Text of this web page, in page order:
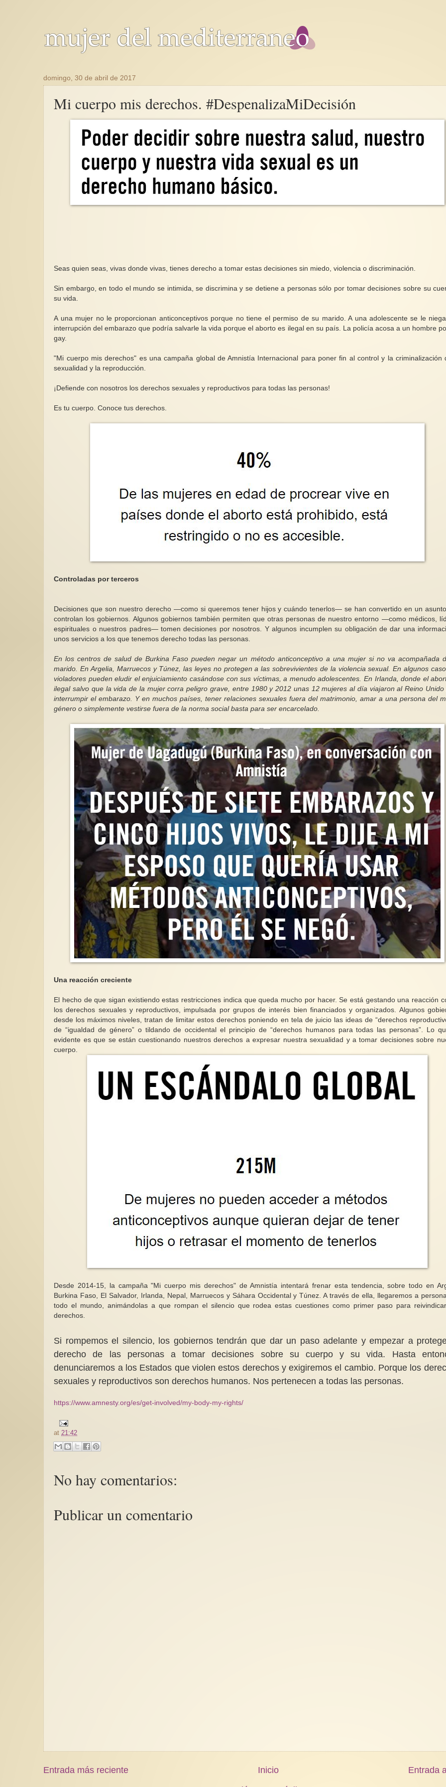
domingo, 30 de abril de 2017
Mi cuerpo mis derechos. #DespenalizaMiDecisión
Seas quien seas, vivas donde vivas, tienes derecho a tomar estas decisiones sin miedo, violencia o discriminación.
Sin embargo, en todo el mundo se intimida, se discrimina y se detiene a personas sólo por tomar decisiones sobre su
su vida.
A una mujer no le proporcionan anticonceptivos porque no tiene el permiso de su marido. A una adolescente se le
interrupción del embarazo que podría salvarle la vida porque el aborto es ilegal en su país. La policía acosa a un hombre
gay.
"Mi cuerpo mis derechos" es una campaña global de Amnistía Internacional para poner fin al control y la criminalización
sexualidad y la reproducción.
¡Defiende con nosotros los derechos sexuales y reproductivos para todas las personas!
Es tu cuerpo. Conoce tus derechos.
Controladas por terceros
Decisiones que son nuestro derecho —como si queremos tener hijos y cuándo tenerlos— se han convertido en un
controlan los gobiernos. Algunos gobiernos también permiten que otras personas de nuestro entorno —como médicos,
espirituales o nuestros padres— tomen decisiones por nosotros. Y algunos incumplen su obligación de dar una
unos servicios a los que tenemos derecho todas las personas.
En los centros de salud de Burkina Faso pueden negar un método anticonceptivo a una mujer si no va acompañada
marido. En Argelia, Marruecos y Túnez, las leyes no protegen a las sobrevivientes de la violencia sexual. En algunos
violadores pueden eludir el enjuiciamiento casándose con sus víctimas, a menudo adolescentes. En Irlanda, donde el
ilegal salvo que la vida de la mujer corra peligro grave, entre 1980 y 2012 unas 12 mujeres al día viajaron al Reino Unido
interrumpir el embarazo. Y en muchos países, tener relaciones sexuales fuera del matrimonio, amar a una persona del
género o simplemente vestirse fuera de la norma social basta para ser encarcelado.
Una reacción creciente
El hecho de que sigan existiendo estas restricciones indica que queda mucho por hacer. Se está gestando una reacción
los derechos sexuales y reproductivos, impulsada por grupos de interés bien financiados y organizados. Algunos
desde los máximos niveles, tratan de limitar estos derechos poniendo en tela de juicio las ideas de “derechos
de “igualdad de género” o tildando de occidental el principio de “derechos humanos para todas las personas”. Lo
evidente es que se están cuestionando nuestros derechos a expresar nuestra sexualidad y a tomar decisiones sobre
cuerpo.
Desde 2014-15, la campaña "Mi cuerpo mis derechos" de Amnistía intentará frenar esta tendencia, sobre todo en
Burkina Faso, El Salvador, Irlanda, Nepal, Marruecos y Sáhara Occidental y Túnez. A través de ella, llegaremos a
todo el mundo, animándolas a que rompan el silencio que rodea estas cuestiones como primer paso para
derechos.
Si rompemos el silencio, los gobiernos tendrán que dar un paso adelante y empezar a
derecho de las personas a tomar decisiones sobre su cuerpo y su vida. Hasta
denunciaremos a los Estados que violen estos derechos y exigiremos el cambio. Porque los
sexuales y reproductivos son derechos humanos. Nos pertenecen a todas las personas.
https://www.amnesty.org/es/get-involved/my-body-my-rights/
at21:42
No hay comentarios:
Publicar un comentario
Entrada más reciente Entrada
Inicio
Qué aprendizajes podemos extraer
de las constructoras de paz 3/3
Carmen Magallón[1]En estos
momentos de aguda crisis debida
Necesitamos la
Ley Orgánica
Sistema
Duele encontrarse